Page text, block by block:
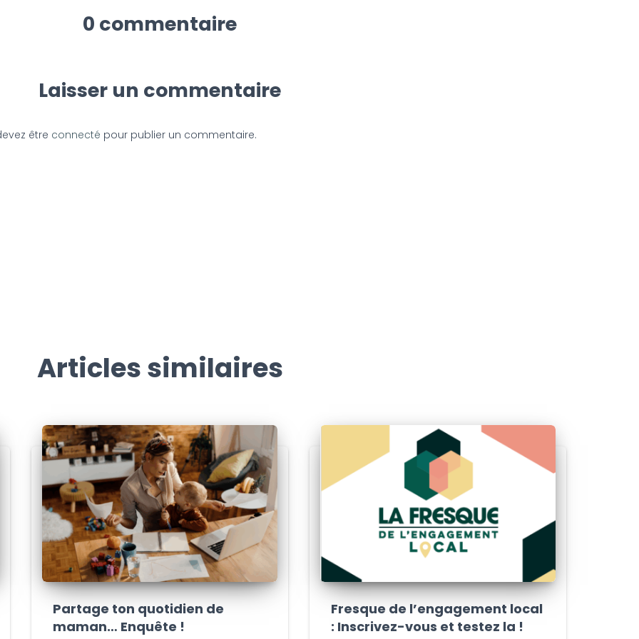
0 commentaire
Laisser un commentaire
être connecté pour publier un commentaire.
Articles similaires
Partage ton quotidien de
maman… Enquête !
Fresque de l’engagement local
: Inscrivez-vous et testez la !